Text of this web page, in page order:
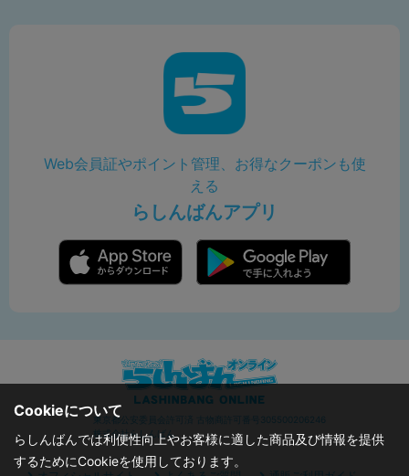
Web会員証やポイント管理、お得なクーポンも使
える
らしんばんアプリ
東京都公安委員会許可済 古物商許可番号305500206246
株式会社らしんばん
Cookieについて
らしんばんでは利便性向上やお客様に適した商品及び情報を提供
するためにCookieを使用しております。